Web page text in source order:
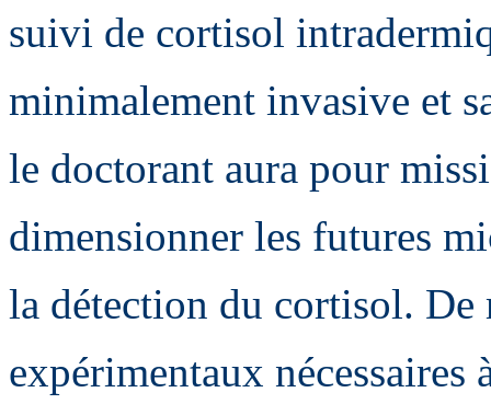
suivi de cortisol
minimalement invasive et
le doctorant aura pour
dimensionner les futures
la détection du cortisol. De
expérimentaux nécessaires